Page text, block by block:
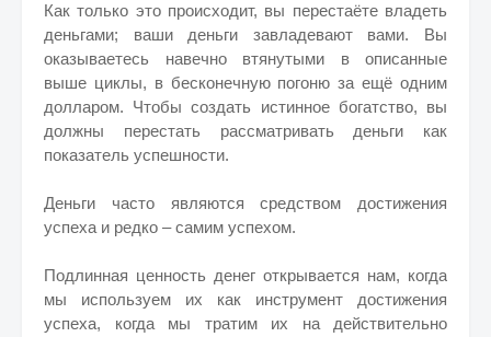
Как только это происходит, вы перестаёте владеть
деньгами; ваши деньги завладевают вами. Вы
оказываетесь навечно втянутыми в описанные
выше циклы, в бесконечную погоню за ещё одним
долларом. Чтобы создать истинное богатство, вы
должны перестать рассматривать деньги как
показатель успешности.
Деньги часто являются средством достижения
успеха и редко – самим успехом.
Подлинная ценность денег открывается нам, когда
мы используем их как инструмент достижения
успеха, когда мы тратим их на действительно